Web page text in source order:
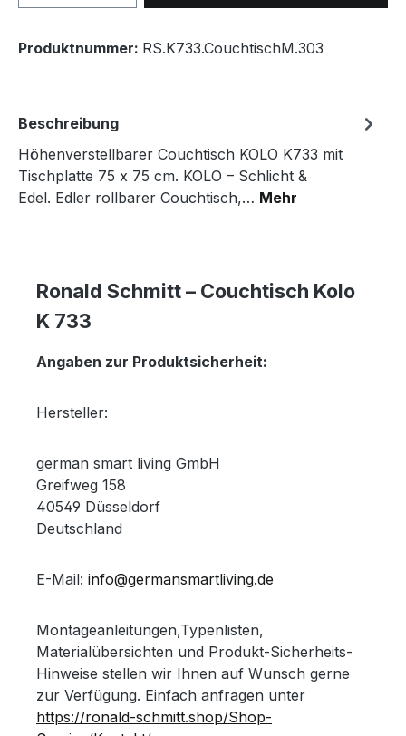
Produktnummer: RS.K733.CouchtischM.303
Beschreibung
Höhenverstellbarer Couchtisch KOLO K733 mit
Tischplatte 75 x 75 cm. KOLO – Schlicht &
Edel. Edler rollbarer Couchtisch,… Mehr
Ronald Schmitt – Couchtisch Kolo
K 733
Angaben zur Produktsicherheit:
Hersteller:
german smart living GmbH
Greifweg 158
40549 Düsseldorf
Deutschland
E-Mail: info@germansmartliving.de
Montageanleitungen,Typenlisten,
Materialübersichten und Produkt-Sicherheits-
Hinweise stellen wir Ihnen auf Wunsch gerne
zur Verfügung. Einfach anfragen unter
https://ronald-schmitt.shop/Shop-